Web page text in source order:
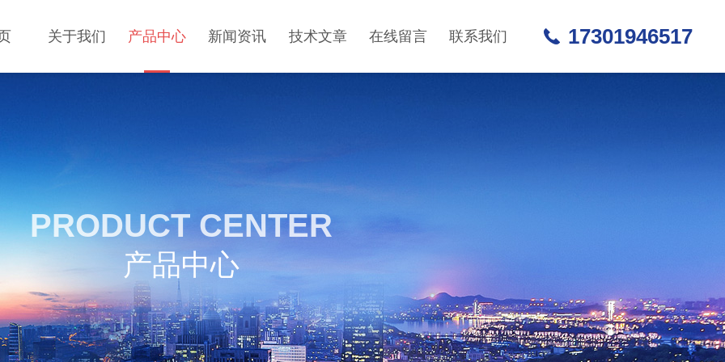
关于我们 产品中心 新闻资讯 技术文章 在线留言 联系我们 17301946517
PRODUCT CENTER
产品中心